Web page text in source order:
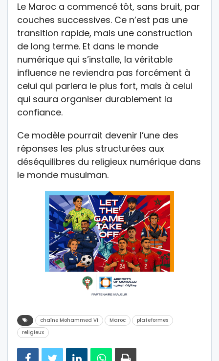
Le Maroc a commencé tôt, sans bruit, par
couches successives. Ce n’est pas une
transition rapide, mais une construction
de long terme. Et dans le monde
numérique qui s’installe, la véritable
influence ne reviendra pas forcément à
celui qui parlera le plus fort, mais à celui
qui saura organiser durablement la
confiance.
Ce modèle pourrait devenir l’une des
réponses les plus structurées aux
déséquilibres du religieux numérique dans
le monde musulman.
chaîne Mohammed VI Maroc
plateformes
religieux